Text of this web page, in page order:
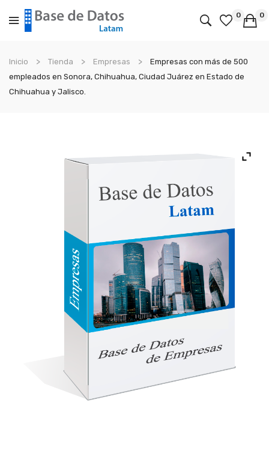
0 0
Inicio Tienda Empresas
Empresas con más de 500
empleados en Sonora, Chihuahua, Ciudad Juárez en Estado de
Chihuahua y Jalisco.